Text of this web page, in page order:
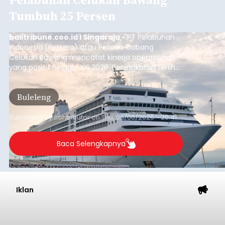
Tumbuh 25 Persen
balitribune.coo.id I Singaraja -PT Pelabuhan
Indonesia (Persero) atau Pelindo Cabang
Celukan Bawang mencatat kinerja operasional
yang positif hingga Juli 2026. Peningkatan terlihat
dari arus kapal yang mencapai 1,48 juta Gross
Tonnage (GT), atau tumbuh 12,4 persen
dibandingkan periode yang sama tahun lalu
yang tercatat sebesar 1,32 juta GT.
Buleleng
Submitted bycontributoronThu, 08/06/2026 - 20:41
Baca Selengkapnya
Iklan